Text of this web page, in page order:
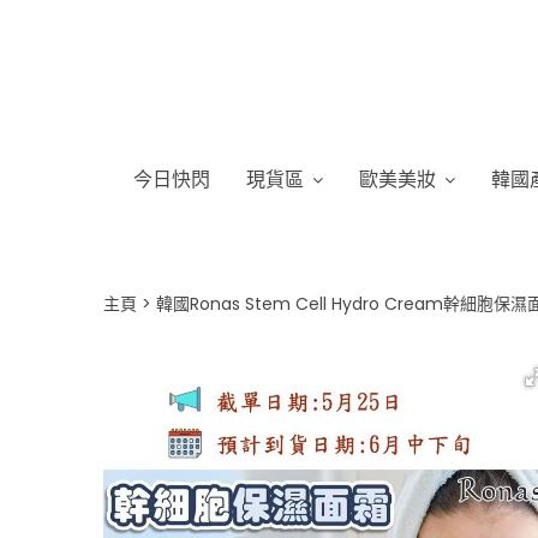
今日快閃 現貨區 歐美美妝 韓國
主頁 韓國Ronas Stem Cell Hydro Cream幹細胞保濕